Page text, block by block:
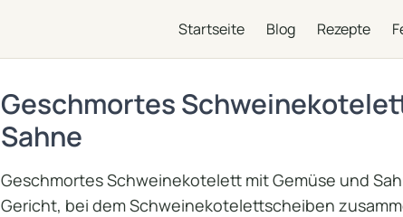
Startseite Blog Rezepte
Geschmortes
Sahne
Geschmortes Schweinekotelett mit Gemüse und
Gericht, bei dem Schweinekotelettscheiben